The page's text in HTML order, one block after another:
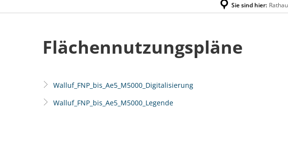
Sie sind hier:
Flächennutzungsplan
Flächennutzungspläne
Walluf_FNP_bis_Ae5_M5000_Digitalisierung
Walluf_FNP_bis_Ae5_M5000_Legende